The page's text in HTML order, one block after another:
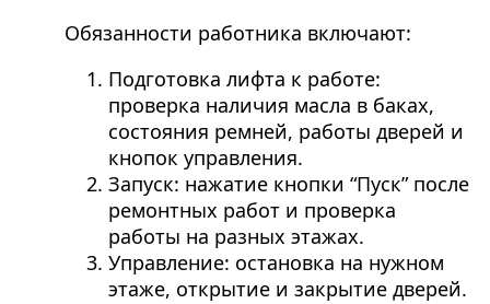
Обязанности работника включают:
Подготовка лифта к работе:
проверка наличия масла в баках,
состояния ремней, работы дверей и
кнопок управления.
Запуск: нажатие кнопки “Пуск” после
ремонтных работ и проверка
работы на разных этажах.
Управление: остановка на нужном
этаже, открытие и закрытие дверей.